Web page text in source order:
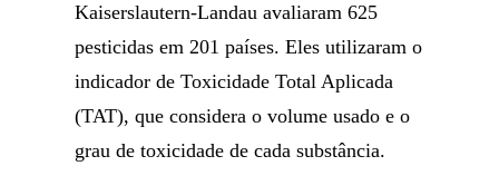
Kaiserslautern-Landau avaliaram 625
pesticidas em 201 países. Eles utilizaram o
indicador de Toxicidade Total Aplicada
(TAT), que considera o volume usado e o
grau de toxicidade de cada substância.